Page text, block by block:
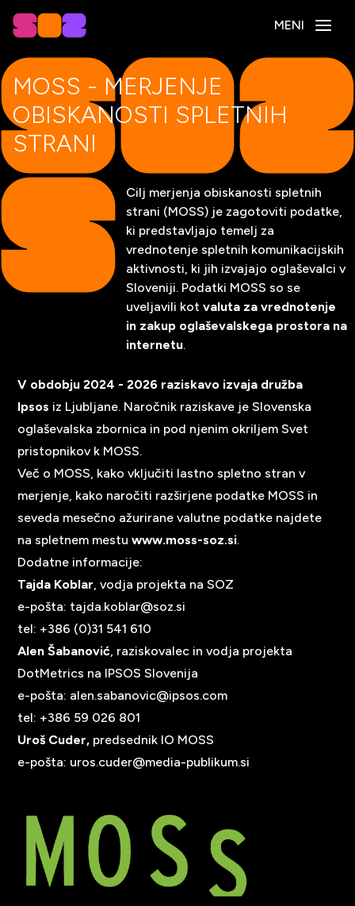
MENI
MOSS - MERJENJE
OBISKANOSTI SPLETNIH
STRANI
Cilj merjenja obiskanosti spletnih
strani (MOSS) je zagotoviti podatke,
ki predstavljajo temelj za
vrednotenje spletnih komunikacijskih
aktivnosti, ki jih izvajajo oglaševalci v
Sloveniji. Podatki MOSS so se
uveljavili kot valuta za vrednotenje
in zakup oglaševalskega prostora na
internetu.
V obdobju 2024 - 2026 raziskavo izvaja družba
Ipsos iz Ljubljane. Naročnik raziskave je Slovenska
oglaševalska zbornica in pod njenim okriljem Svet
pristopnikov k MOSS.
Več o MOSS, kako vključiti lastno spletno stran v
merjenje, kako naročiti razširjene podatke MOSS in
seveda mesečno ažurirane valutne podatke najdete
na spletnem mestuwww.moss-soz.si.
Dodatne informacije:
Tajda Koblar , vodja projekta na SOZ
e-pošta: tajda.koblar@soz.si
tel: +386 (0)31 541 610
Alen Šabanović , raziskovalec in vodja projekta
DotMetrics na IPSOS Slovenija
e-pošta: alen.sabanovic@ipsos.com
tel: +386 59 026 801
Uroš Cuder, predsednik IO MOSS
e-pošta: uros.cuder@media-publikum.si